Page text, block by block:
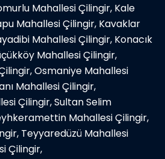
Mahallesi Çilingir, Kale
Mahallesi Çilingir, Kavaklar
Mahallesi Çilingir, Konacık
Mahallesi Çilingir,
Osmaniye Mahallesi
Mahallesi Çilingir,
Çilingir, Sultan Selim
Mahallesi Çilingir,
Teyyaredüzü Mahallesi
Çilingir,